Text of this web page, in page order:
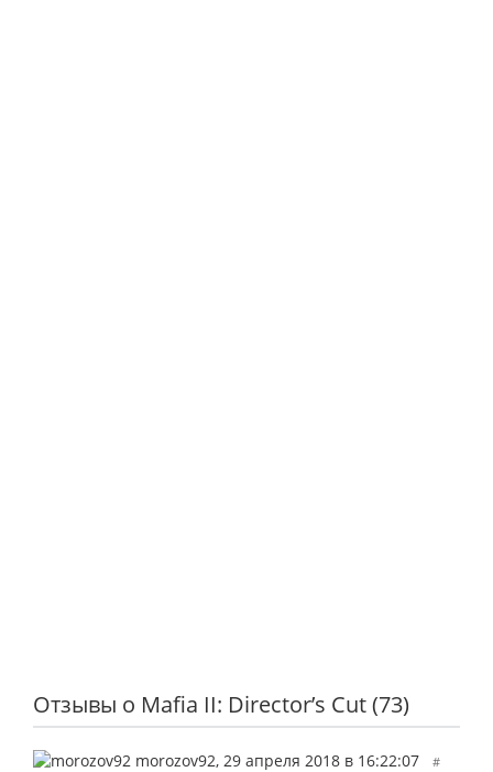
Отзывы о Mafia II: Director’s Cut (73)
morozov92, 29 апреля 2018 в 16:22:07 #